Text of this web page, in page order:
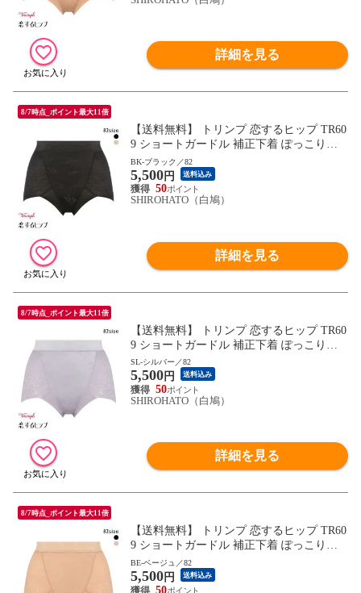
詳細を見る
8/7時点_ポイント最大11倍
【送料無料】 トリンプ 恋するヒップ TR60
9 ショートガードル 補正下着 ぽっこりお
腹 ヒップアップ メッシュ素材 通気性 大き
いサイズ Triumph
BK-ブラック／82
5,500円 送料込み
50
SHIROHATO（白鳩）
詳細を見る
8/7時点_ポイント最大11倍
【送料無料】 トリンプ 恋するヒップ TR60
9 ショートガードル 補正下着 ぽっこりお
腹 ヒップアップ メッシュ 通気性 大きいサ
イズ 00FU Triumph
SL-シルバー／82
5,500円 送料込み
50
SHIROHATO（白鳩）
詳細を見る
8/7時点_ポイント最大11倍
【送料無料】 トリンプ 恋するヒップ TR60
9 ショートガードル 補正下着 ぽっこりお
腹 ヒップアップ メッシュ素材 通気性 大き
いサイズ Triumph
BE-ベージュ／82
5,500円 送料込み
50